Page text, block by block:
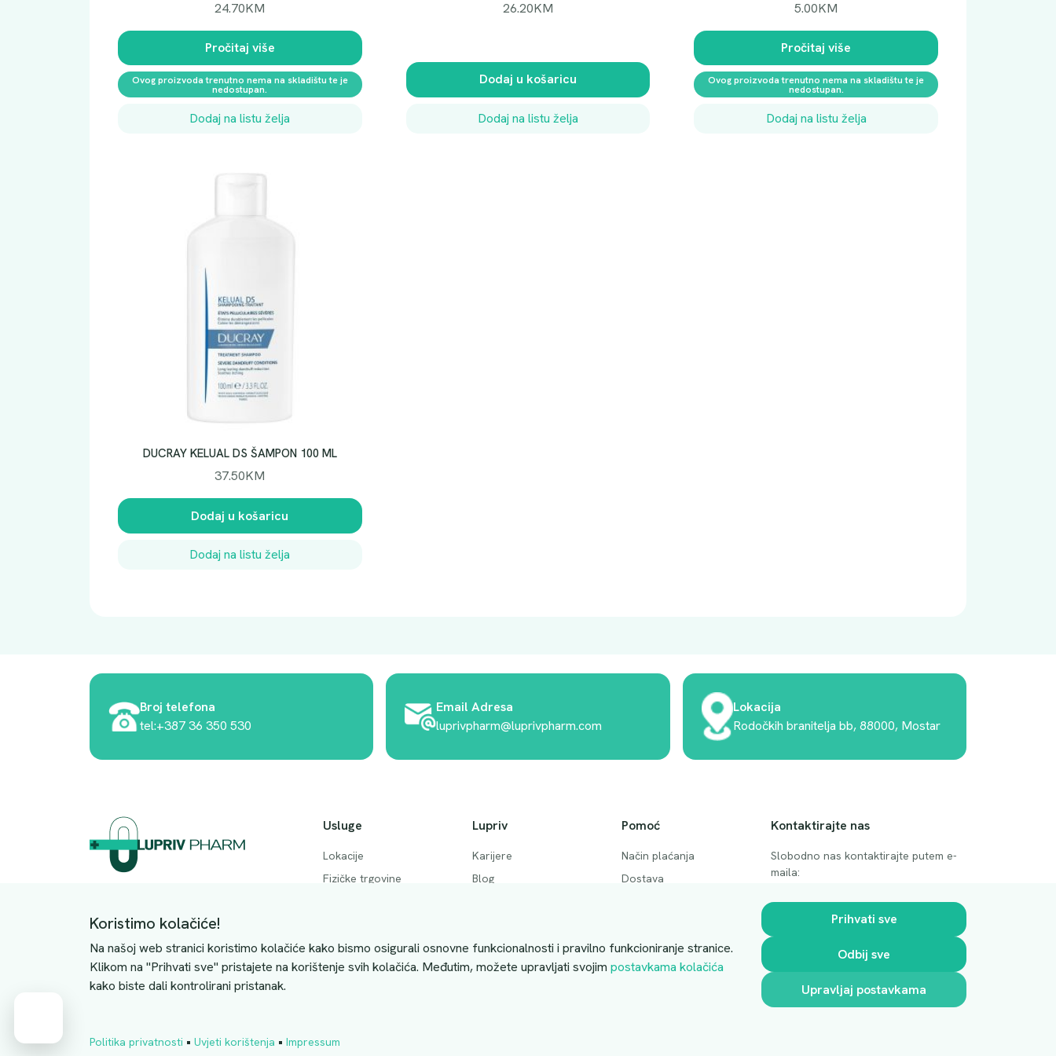
24.70KM
Pročitaj više
Ovog proizvoda trenutno nema na skladištu te je
nedostupan.
Dodaj na listu želja
26.20KM
Dodaj u košaricu
Dodaj na listu želja
5.00KM
Pročitaj više
Ovog proizvoda trenutno nema na skladištu te je
nedostupan.
Dodaj na listu želja
DUCRAY KELUAL DS ŠAMPON 100 ML
37.50KM
Dodaj u košaricu
Dodaj na listu želja
Cart
Broj telefona
tel:+387 36 350 530
Email Adresa
luprivpharm@luprivpharm.com
Lokacija
Rodočkih branitelja bb, 88000, Mostar
JIB: 4228063510004
Usluge
Lokacije
Fizičke trgovine
Lupriv
Karijere
Blog
Pomoć
Način plaćanja
Dostava
Kontaktirajte nas
Slobodno nas kontaktirajte putem e-
maila:
luprivpharm@luprivpharm.com
Ova stranica je zaštićena reCAPTCHA
Koristimo kolačiće!
Na našoj web stranici koristimo kolačiće kako bismo osigurali osnovne funkcionalnosti i pravilno funkcioniranje stranice.
Klikom na "Prihvati sve" pristajete na korištenje svih kolačića. Međutim, možete upravljati svojim postavkama kolačića
kako biste dali kontrolirani pristanak.
Prihvati sve
Odbij sve
Upravljaj postavkama
Politika privatnosti • Uvjeti korištenja • Impressum